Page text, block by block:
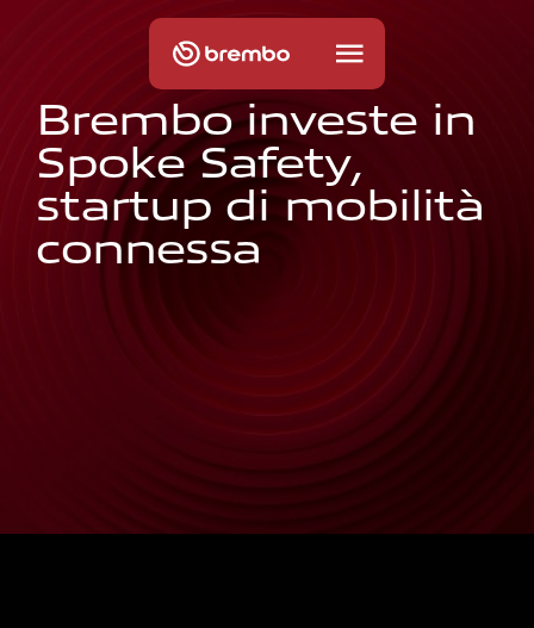
Brembo investe in
Spoke Safety,
startup di mobilità
connessa